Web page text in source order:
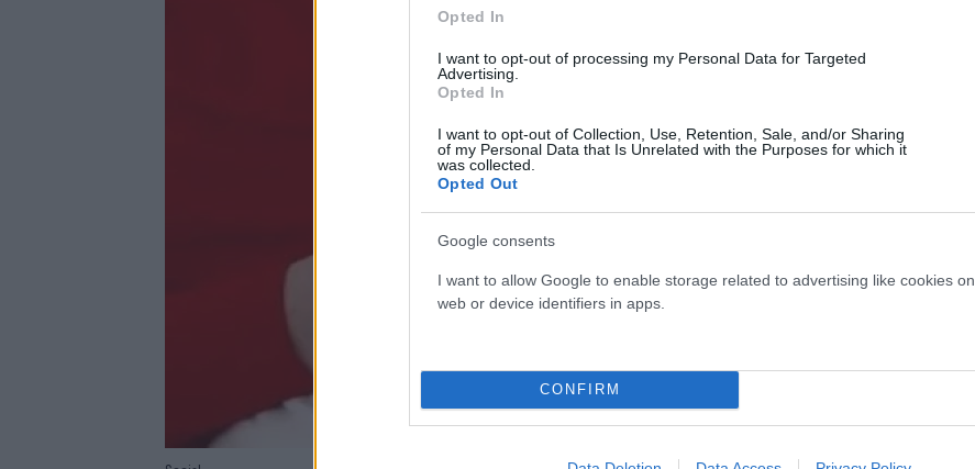
Opted In
I want to opt-out of processing my Personal Data for Targeted
Advertising.
Opted In
I want to opt-out of Collection, Use, Retention, Sale, and/or Sharing
of my Personal Data that Is Unrelated with the Purposes for which it
was collected.
Opted Out
Google consents
I want to allow Google to enable storage related to advertising like cookies on
web or device identifiers in apps.
CONFIRM